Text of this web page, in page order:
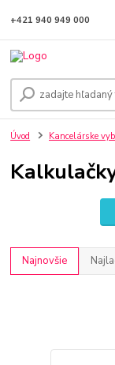
+421 940 949 000
Úvod Kancelárske
Najnovšie